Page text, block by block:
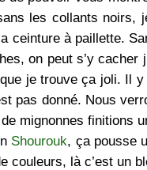
les collants noirs,
ceinture à paillette.
on peut s’y cacher
je trouve ça joli. Il
pas donné. Nous
mignonnes finitions
Shourouk, ça pousse
couleurs, là c’est un